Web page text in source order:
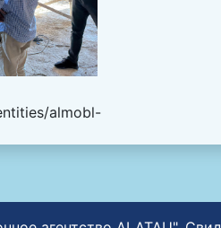
almobl-